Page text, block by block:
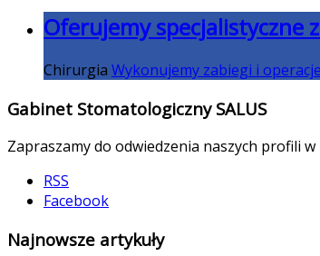
Oferujemy specjalistyczne
Chirurgia Wykonujemy zabiegi i operacje
Gabinet Stomatologiczny SALUS
Zapraszamy do odwiedzenia naszych profili w
RSS
Facebook
Najnowsze artykuły